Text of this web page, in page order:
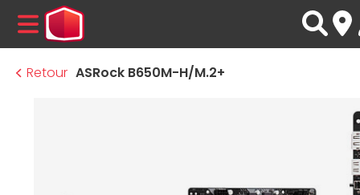
MENU
Retour ASRock B650M-H/M.2+